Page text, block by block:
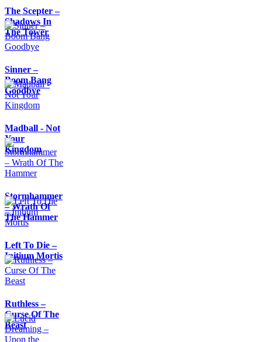
The Scepter –
Shadows In
The Tower
Sinner –
Boom Bang
Goodbye
Madball - Not
Your
Kingdom
Stormhammer
– Wrath Of
The Hammer
Left To Die –
Initium Mortis
Ruthless –
Curse Of The
Beast